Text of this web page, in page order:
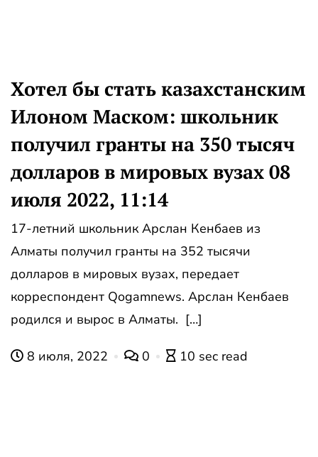
Хотел бы стать казахстанским
Илоном Маском: школьник
получил гранты на 350 тысяч
долларов в мировых вузах 08
июля 2022, 11:14
17-летний школьник Арслан Кенбаев из
Алматы получил гранты на 352 тысячи
долларов в мировых вузах, передает
корреспондент Qogamnews. Арслан Кенбаев
родился и вырос в Алматы. […]
8 июля, 2022 0 10 sec read